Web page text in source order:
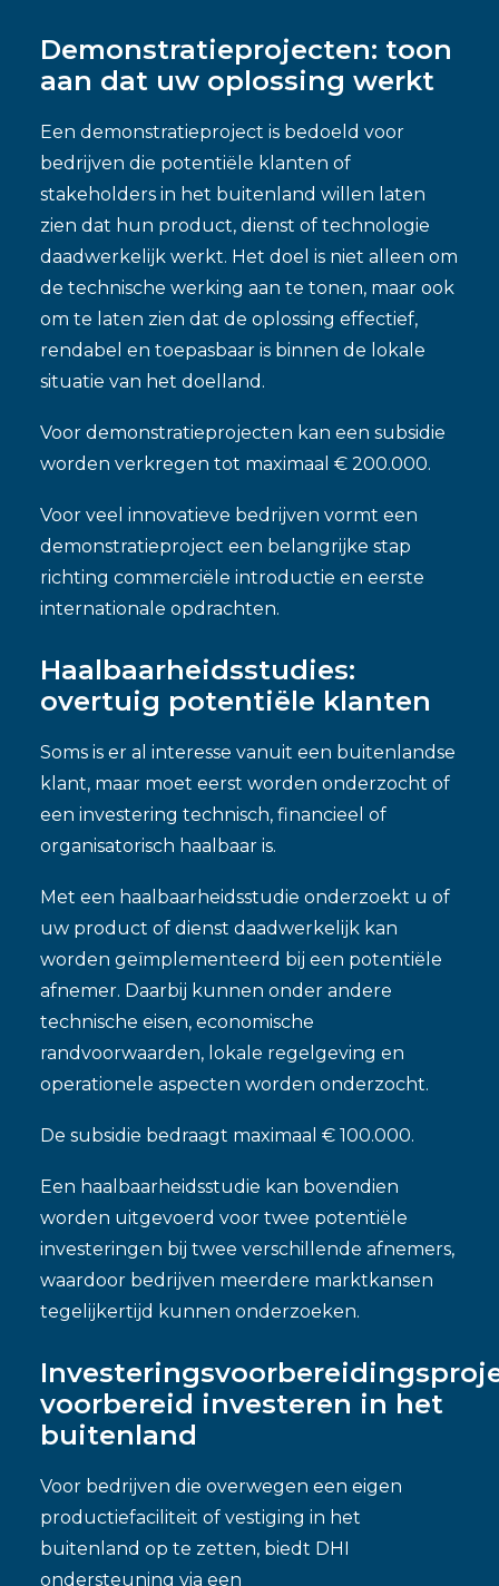
Demonstratieprojecten: toon
aan dat uw oplossing werkt
Een demonstratieproject is bedoeld voor
bedrijven die potentiële klanten of
stakeholders in het buitenland willen laten
zien dat hun product, dienst of technologie
daadwerkelijk werkt. Het doel is niet alleen om
de technische werking aan te tonen, maar ook
om te laten zien dat de oplossing effectief,
rendabel en toepasbaar is binnen de lokale
situatie van het doelland.
Voor demonstratieprojecten kan een subsidie
worden verkregen tot maximaal € 200.000.
Voor veel innovatieve bedrijven vormt een
demonstratieproject een belangrijke stap
richting commerciële introductie en eerste
internationale opdrachten.
Haalbaarheidsstudies:
overtuig potentiële klanten
Soms is er al interesse vanuit een buitenlandse
klant, maar moet eerst worden onderzocht of
een investering technisch, financieel of
organisatorisch haalbaar is.
Met een haalbaarheidsstudie onderzoekt u of
uw product of dienst daadwerkelijk kan
worden geïmplementeerd bij een potentiële
afnemer. Daarbij kunnen onder andere
technische eisen, economische
randvoorwaarden, lokale regelgeving en
operationele aspecten worden onderzocht.
De subsidie bedraagt maximaal € 100.000.
Een haalbaarheidsstudie kan bovendien
worden uitgevoerd voor twee potentiële
investeringen bij twee verschillende afnemers,
waardoor bedrijven meerdere marktkansen
tegelijkertijd kunnen onderzoeken.
voorbereid investeren in het
buitenland
Voor bedrijven die overwegen een eigen
productiefaciliteit of vestiging in het
buitenland op te zetten, biedt DHI
ondersteuning via een